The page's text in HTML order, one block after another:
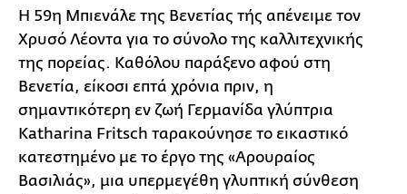
Η 59η Μπιενάλε της Βενετίας τής απένειμε τον
Χρυσό Λέοντα για το σύνολο της καλλιτεχνικής
της πορείας. Καθόλου παράξενο αφού στη
Βενετία, είκοσι επτά χρόνια πριν, η
σημαντικότερη εν ζωή Γερμανίδα γλύπτρια
Katharina Fritsch ταρακούνησε το εικαστικό
κατεστημένο με το έργο της «Αρουραίος
Βασιλιάς», μια υπερμεγέθη γλυπτική σύνθεση